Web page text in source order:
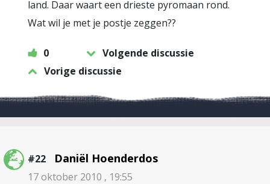
land. Daar waart een drieste pyromaan rond.
Wat wil je met je postje zeggen??
0
Volgende discussie
Vorige discussie
#22 Daniël Hoenderdos
17 oktober 2010 , 19:55